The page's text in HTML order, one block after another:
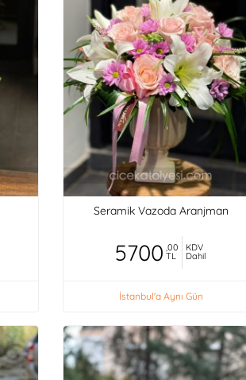
Seramik Vazoda Aranjman
5700 ,00
TL
KDV
Dahil
İstanbul'a Aynı Gün